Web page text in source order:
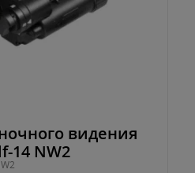
видения
14 NW2